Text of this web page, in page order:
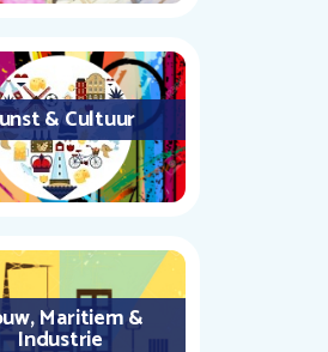
& Cultuur
Maritiem &
Industrie